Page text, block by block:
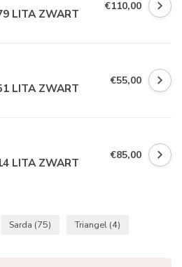
LITA ZWART €110,00
LITA ZWART €55,00
LITA ZWART €85,00
Sarda (75) Triangel (4)